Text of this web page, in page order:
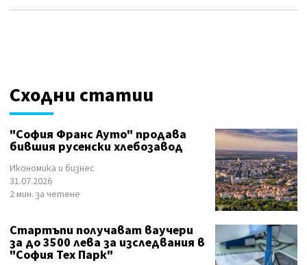
Сходни статии
"София Франс Ауто" продава
бившия русенски хлебозавод
Икономика и бизнес
31.07.2026
2 мин. за четене
Стартъпи получават ваучери
за до 3500 лева за изследвания в
"София Тех Парк"